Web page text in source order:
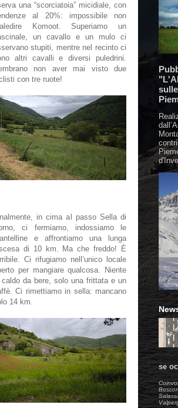
una “scorciatoia” micidiale, con
al 20%: impossibile non
Komoot. Superiamo un
un cavallo e un mulo ci
stupiti, mentre nel recinto ci
altri cavalli e diversi puledrini.
non aver mai visto due
con tre ruote!
in cima al passo Sella di
ci fermiamo, indossiamo le
e affrontiamo una lunga
di 10 km. Ma che freddo! È
Ci rifugiamo nell’unico locale
per mangiare qualcosa. Niente
da bere, solo una frittata e un
Ci rimettiamo in sella: mancano
14 km.
se